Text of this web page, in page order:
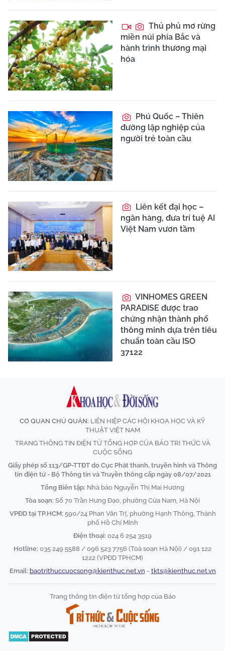
Thủ phủ mơ rừng
miền núi phía Bắc và
hành trình thương mại
hóa
Phú Quốc – Thiên
đường lập nghiệp của
người trẻ toàn cầu
Liên kết đại học –
ngân hàng, đưa trí tuệ AI
Việt Nam vươn tầm
VINHOMES GREEN
PARADISE được trao
chứng nhận thành phố
thông minh dựa trên tiêu
chuẩn toàn cầu ISO
37122
CƠ QUAN CHỦ QUẢN: LIÊN HIỆP CÁC HỘI KHOA HỌC VÀ KỸ
THUẬT VIỆT NAM
TRANG THÔNG TIN ĐIỆN TỬ TỔNG HỢP CỦA BÁO TRI THỨC VÀ
CUỘC SỐNG
Giấy phép số 113/GP-TTĐT do Cục Phát thanh, truyền hình và Thông
tin điện tử - Bộ Thông tin và Truyền thông cấp ngày 08/07/2021
Tổng Biên tập: Nhà báo Nguyễn Thị Mai Hương
Tòa soạn: Số 70 Trần Hưng Đạo, phường Cửa Nam, Hà Nội
VPĐD tại TP.HCM: 590/24 Phan Văn Trị, phường Hạnh Thông, Thành
phố Hồ Chí Minh
Điện thoại: 024 6 254 3519
Hotline: 035 249 5588 / 096 523 7756 (Toà soạn Hà Nội) / 091 122
1222 (VPĐD TPHCM)
Email: baotrithuccuocsong@kienthuc.net.vn - tkts@kienthuc.net.vn
Trang thông tin điện tử tổng hợp của Báo